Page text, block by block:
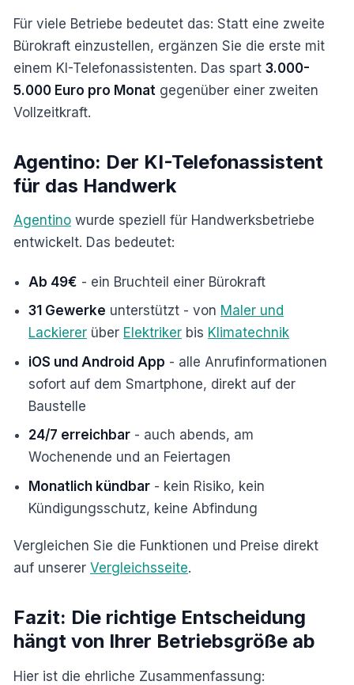
Für viele Betriebe bedeutet das: Statt eine zweite
Bürokraft einzustellen, ergänzen Sie die erste mit
einem KI-Telefonassistenten. Das spart 3.000-
5.000 Euro pro Monat gegenüber einer zweiten
Vollzeitkraft.
Agentino: Der KI-Telefonassistent
für das Handwerk
Agentino wurde speziell für Handwerksbetriebe
entwickelt. Das bedeutet:
Ab 49€ - ein Bruchteil einer Bürokraft
31 Gewerke unterstützt - von Maler und
Lackierer über Elektriker bis Klimatechnik
iOS und Android App - alle Anrufinformationen
sofort auf dem Smartphone, direkt auf der
Baustelle
24/7 erreichbar - auch abends, am
Wochenende und an Feiertagen
Monatlich kündbar - kein Risiko, kein
Kündigungsschutz, keine Abfindung
Vergleichen Sie die Funktionen und Preise direkt
auf unserer Vergleichsseite.
Fazit: Die richtige Entscheidung
hängt von Ihrer Betriebsgröße ab
Hier ist die ehrliche Zusammenfassung: